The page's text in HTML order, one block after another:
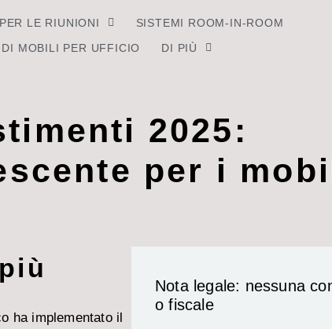
LE RIUNIONI
SISTEMI ROOM-IN-ROOM
MOBILI PER UFFICIO
DI PIÙ
2025:
per i
ha implementato il
Nota legale: nessuna
o fiscale